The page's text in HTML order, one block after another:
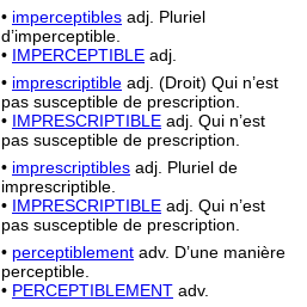
• imperceptibles adj. Pluriel
d’imperceptible.
• IMPERCEPTIBLE adj.
• imprescriptible adj. (Droit) Qui n’est
pas susceptible de prescription.
• IMPRESCRIPTIBLE adj. Qui n’est
pas susceptible de prescription.
• imprescriptibles adj. Pluriel de
imprescriptible.
• IMPRESCRIPTIBLE adj. Qui n’est
pas susceptible de prescription.
• perceptiblement adv. D’une manière
perceptible.
• PERCEPTIBLEMENT adv.